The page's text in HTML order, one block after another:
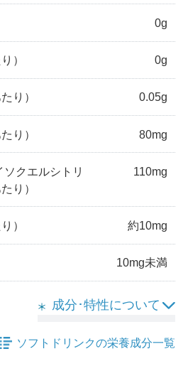
0g
） 0g
り） 0.05g
り） 80mg
クエルシトリ
り）
110mg
） 約10mg
10mg未満
成分･特性について
ソフトドリンクの栄養成分一覧